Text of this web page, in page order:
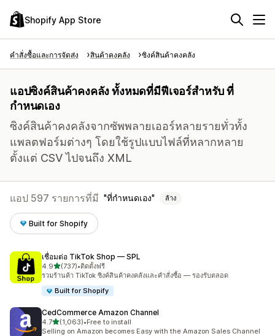
Shopify App Store
คำสั่งซื้อและการจัดส่ง สินค้าคงคลัง ซิงค์สินค้าคงคลัง
แอปซิงค์สินค้าคงคลัง ทั้งหมดที่มีฟีเจอร์สำหรับ ที่
กำหนดเอง
ซิงค์สินค้าคงคลังจากซัพพลายเออร์หลายรายทั่วทั้ง
แพลตฟอร์มต่างๆ โดยใช้รูปแบบไฟล์ที่หลากหลาย
ตั้งแต่ CSV ไปจนถึง XML
แอป 597 รายการที่มี ที่กำหนดเอง ล้าง
Built for Shopify
เชื่อมต่อ TikTok Shop — SPL
4.9เต็ม 5 ดาว
(737)
ทั้งหมด 737 รีวิว
•ติดตั้งฟรี
รวมร้านค้า TikTok ซิงค์สินค้าคงคลังและคำสั่งซื้อ — รองรับตลอด
Built for Shopify
CedCommerce Amazon Channel
4.7เต็ม 5 ดาว
(1,063)
ทั้งหมด 1063 รีวิว
•Free to install
Selling on Amazon becomes Easy with the Amazon Sales Channel